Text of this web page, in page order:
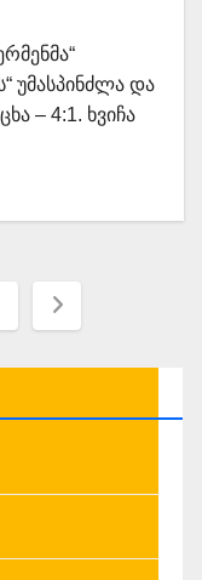
უმასპინძლა და
– 4:1. ხვიჩა